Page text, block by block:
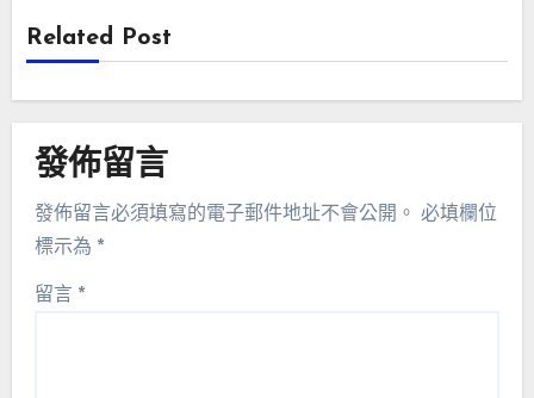
Related Post
發佈留言
發佈留言必須填寫的電子郵件地址不會公開。 必填欄位
標示為 *
留言 *